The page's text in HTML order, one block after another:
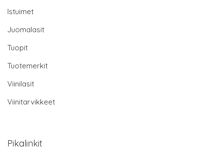
Istuimet
Juomalasit
Tuopit
Tuotemerkit
Viinilasit
Viinitarvikkeet
Pikalinkit